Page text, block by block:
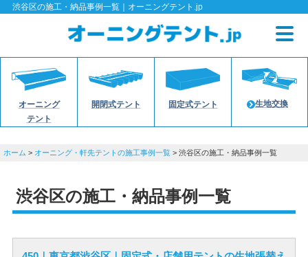
渋谷区の施工・納品事例一覧｜オーニングテント.jp
オーニング
テント
開閉式テント 固定式テント 生地交換
ホーム > オーニング・軒先テントの施工事例一覧 > 渋谷区の施工・納品事例一覧
渋谷区の施工・納品事例一覧